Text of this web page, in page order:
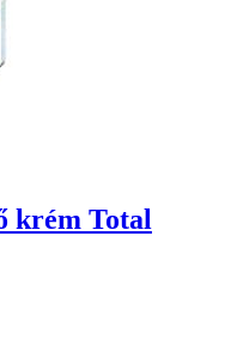
krém Total